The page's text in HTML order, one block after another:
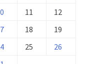
11
12
18
19
25
26